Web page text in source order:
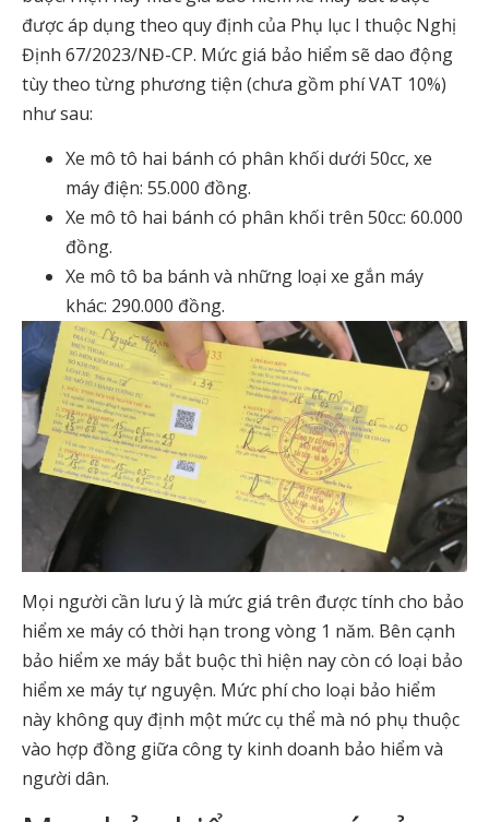
được áp dụng theo quy định của Phụ lục I thuộc Nghị
Định 67/2023/NĐ-CP. Mức giá bảo hiểm sẽ dao động
tùy theo từng phương tiện (chưa gồm phí VAT 10%)
như sau:
Xe mô tô hai bánh có phân khối dưới 50cc, xe
máy điện: 55.000 đồng.
Xe mô tô hai bánh có phân khối trên 50cc: 60.000
đồng.
Xe mô tô ba bánh và những loại xe gắn máy
khác: 290.000 đồng.
Mọi người cần lưu ý là mức giá trên được tính cho bảo
hiểm xe máy có thời hạn trong vòng 1 năm. Bên cạnh
bảo hiểm xe máy bắt buộc thì hiện nay còn có loại bảo
hiểm xe máy tự nguyện. Mức phí cho loại bảo hiểm
này không quy định một mức cụ thể mà nó phụ thuộc
vào hợp đồng giữa công ty kinh doanh bảo hiểm và
người dân.